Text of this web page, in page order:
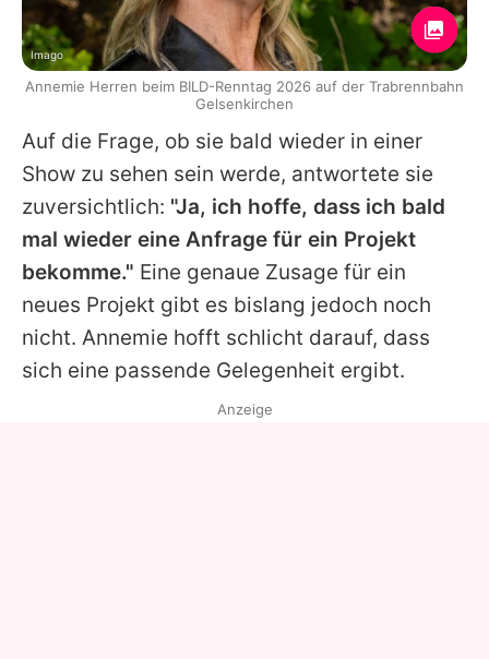
Auf die Frage, ob sie bald wieder in einer
Show zu sehen sein werde, antwortete sie
zuversichtlich: "Ja, ich hoffe, dass ich bald
mal wieder eine Anfrage für ein Projekt
bekomme." Eine genaue Zusage für ein
neues Projekt gibt es bislang jedoch noch
nicht. Annemie hofft schlicht darauf, dass
sich eine passende Gelegenheit ergibt.
Imago
Annemie Herren beim BILD-Renntag 2026 auf der Trabrennbahn
Gelsenkirchen
Anzeige